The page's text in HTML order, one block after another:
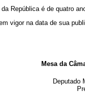
República é de quatro
vigor na data de sua
Mesa da
Deputado